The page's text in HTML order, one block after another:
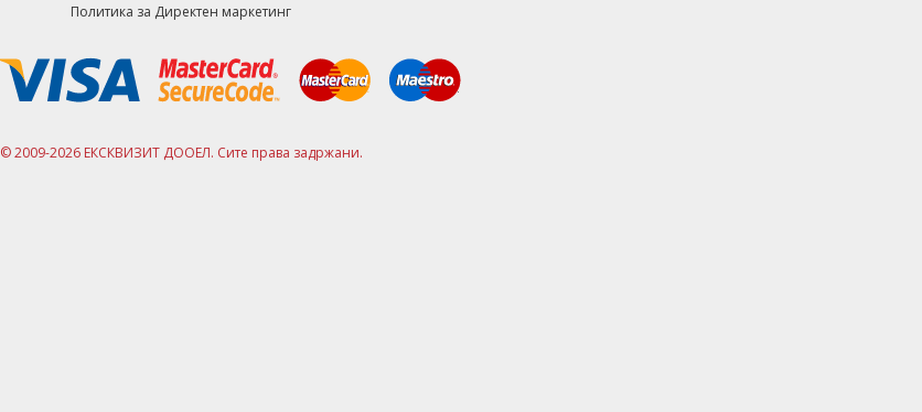
Политика за Директен маркетинг
© 2009-2026 ЕКСКВИЗИТ ДООЕЛ. Сите права задржани.